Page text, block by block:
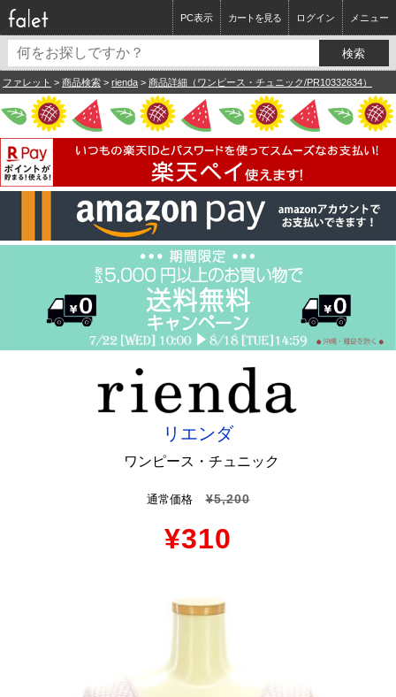
ログイン メニュー
カートを見る
PC表示
ファレット > 商品検索 > rienda > 商品詳細（ワンピース・チュニック/PR10332634）
リエンダ
ワンピース・チュニック
通常価格 ¥5,200
¥310